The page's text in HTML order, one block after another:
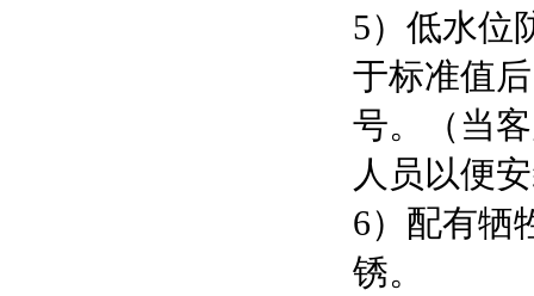
5）低水位
于标准值
号。（当
人员以便
6）配有牺
锈。